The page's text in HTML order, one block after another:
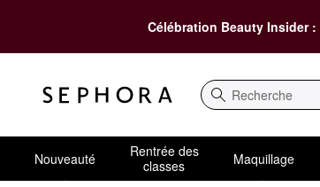
Célébration Beauty Insider :
Recherche
Nouveauté
Rentrée des
classes
Maquillage